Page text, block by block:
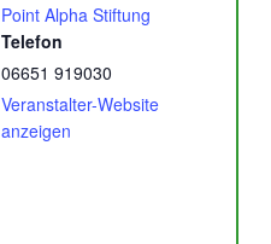
Point Alpha Stiftung
Telefon
06651 919030
Veranstalter-Website
anzeigen